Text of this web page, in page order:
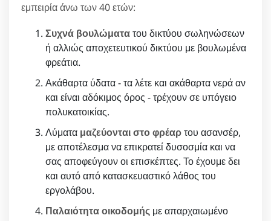
εμπειρία άνω των 40 ετών:
Συχνά βουλώματατου δικτύου σωληνώσεων
ή αλλιώς αποχετευτικού δικτύου με βουλωμένα
φρεάτια.
Ακάθαρτα ύδατα - τα λέτε και ακάθαρτα νερά αν
και είναι αδόκιμος όρος - τρέχουν σε υπόγειο
πολυκατοικίας.
Λύματα μαζεύονται στο φρέαρτου ασανσέρ,
με αποτέλεσμα να επικρατεί δυσοσμία και να
σας αποφεύγουν οι επισκέπτες. Το έχουμε δει
και αυτό από κατασκευαστικό λάθος του
εργολάβου.
Παλαιότητα οικοδομής με απαρχαιωμένο